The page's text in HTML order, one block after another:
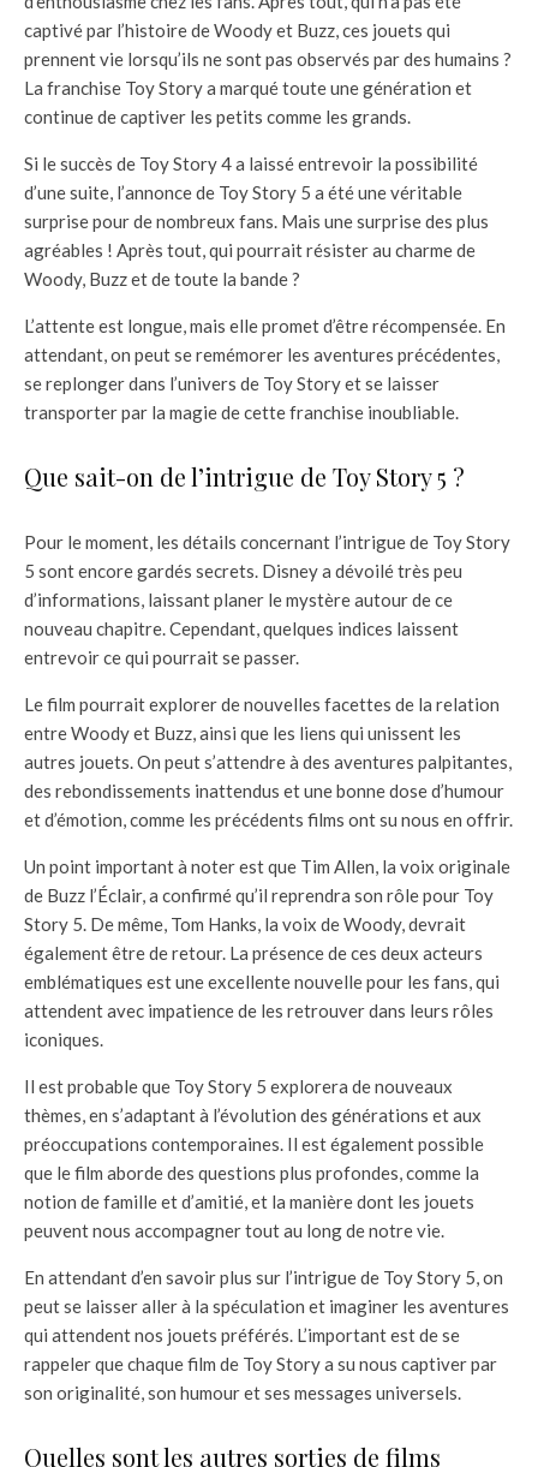
captivé par l’histoire de Woody et Buzz, ces jouets qui
prennent vie lorsqu’ils ne sont pas observés par des humains ?
La franchise Toy Story a marqué toute une génération et
continue de captiver les petits comme les grands.
Si le succès de Toy Story 4 a laissé entrevoir la possibilité
d’une suite, l’annonce de Toy Story 5 a été une véritable
surprise pour de nombreux fans. Mais une surprise des plus
agréables ! Après tout, qui pourrait résister au charme de
Woody, Buzz et de toute la bande ?
L’attente est longue, mais elle promet d’être récompensée. En
attendant, on peut se remémorer les aventures précédentes,
se replonger dans l’univers de Toy Story et se laisser
transporter par la magie de cette franchise inoubliable.
Que sait-on de l’intrigue de Toy Story 5 ?
Pour le moment, les détails concernant l’intrigue de Toy Story
5 sont encore gardés secrets. Disney a dévoilé très peu
d’informations, laissant planer le mystère autour de ce
nouveau chapitre. Cependant, quelques indices laissent
entrevoir ce qui pourrait se passer.
Le film pourrait explorer de nouvelles facettes de la relation
entre Woody et Buzz, ainsi que les liens qui unissent les
autres jouets. On peut s’attendre à des aventures palpitantes,
des rebondissements inattendus et une bonne dose d’humour
et d’émotion, comme les précédents films ont su nous en offrir.
Un point important à noter est que Tim Allen, la voix originale
de Buzz l’Éclair, a confirmé qu’il reprendra son rôle pour Toy
Story 5. De même, Tom Hanks, la voix de Woody, devrait
également être de retour. La présence de ces deux acteurs
emblématiques est une excellente nouvelle pour les fans, qui
attendent avec impatience de les retrouver dans leurs rôles
iconiques.
Il est probable que Toy Story 5 explorera de nouveaux
thèmes, en s’adaptant à l’évolution des générations et aux
préoccupations contemporaines. Il est également possible
que le film aborde des questions plus profondes, comme la
notion de famille et d’amitié, et la manière dont les jouets
peuvent nous accompagner tout au long de notre vie.
En attendant d’en savoir plus sur l’intrigue de Toy Story 5, on
peut se laisser aller à la spéculation et imaginer les aventures
qui attendent nos jouets préférés. L’important est de se
rappeler que chaque film de Toy Story a su nous captiver par
son originalité, son humour et ses messages universels.
Quelles sont les autres sorties de films